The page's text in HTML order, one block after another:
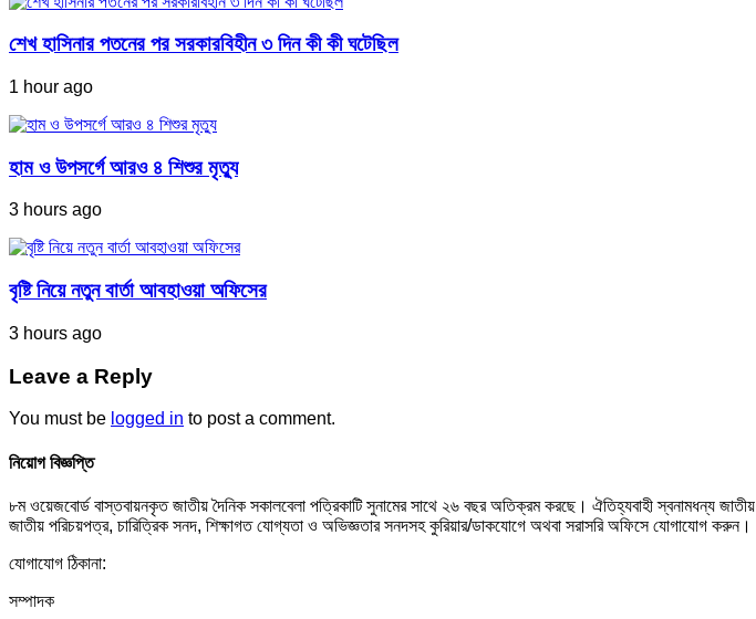
শেখ হাসিনার পতনের পর সরকারবিহীন ৩ দিন কী কী ঘটেছিল
1 hour ago
হাম ও উপসর্গে আরও ৪ শিশুর মৃত্যু
3 hours ago
বৃষ্টি নিয়ে নতুন বার্তা আবহাওয়া অফিসের
3 hours ago
Leave a Reply
You must be logged in to post a comment.
নিয়োগ বিজ্ঞপ্তি
৮ম ওয়েজবোর্ড বাস্তবায়নকৃত জাতীয় দৈনিক সকালবেলা পত্রিকাটি সুনামের সাথে ২৬ বছর অতিক্রম করছে। ঐতিহ্যবাহী স্বনামধন্য জাতীয়
জাতীয় পরিচয়পত্র, চারিত্রিক সনদ, শিক্ষাগত যোগ্যতা ও অভিজ্ঞতার সনদসহ কুরিয়ার/ডাকযোগে অথবা সরাসরি অফিসে যোগাযোগ করুন।
যোগাযোগ ঠিকানা:
সম্পাদক